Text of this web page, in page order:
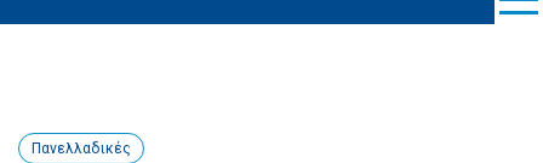
Πανελλαδικές